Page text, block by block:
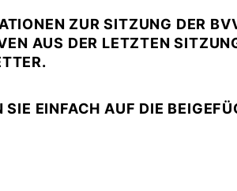
ZUR SITZUNG DER
AUS DER LETZTEN
SIE EINFACH AUF DIE